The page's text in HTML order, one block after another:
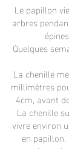
Le papillon
arbres
Quelques
La chenille
millimètres
4cm, avant
La chenille
vivre environ
en